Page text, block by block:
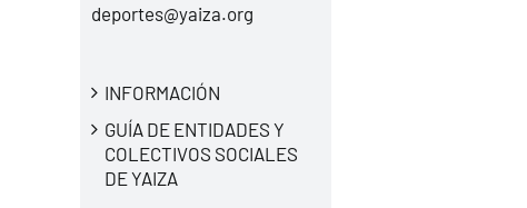
deportes@yaiza.org
INFORMACIÓN
GUÍA DE ENTIDADES Y
COLECTIVOS SOCIALES
DE YAIZA